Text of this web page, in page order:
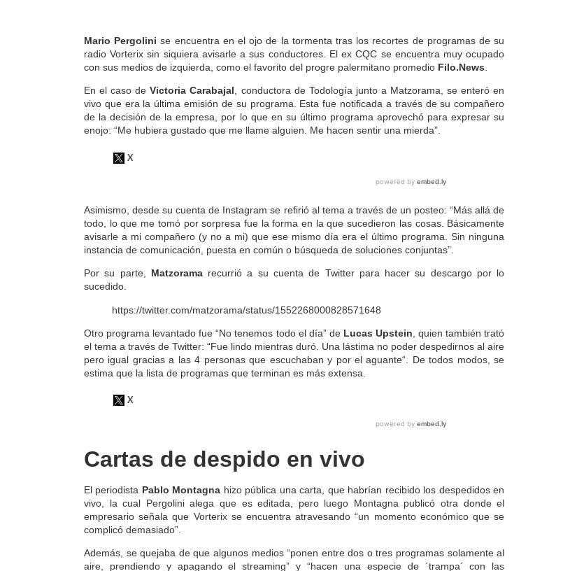
Mario Pergolini se encuentra en el ojo de la tormenta tras los recortes de programas de su
radio Vorterix sin siquiera avisarle a sus conductores.
El ex CQC se encuentra muy ocupado
con sus medios de izquierda , como el favorito del progre palermitano promedio Filo.News
En el caso deVictoria Carabajal, conductora de Todología junto a Matzorama,se enteró en
vivo que era la última emisión de su programa. Esta fue notificada a través de su compañero
de la decisión de la empresa, por lo que en su último programa aprovechó para expresar su
enojo: “Me hubiera gustado que me llame alguien. Me hacen sentir una mierda”.
Asimismo, desde su cuenta de Instagram se refirió al tema a través de un posteo: “Más allá de
todo, lo que me tomó por sorpresa fue la forma en la que sucedieron las cosas. Básicamente
avisarle a mi compañero (y no a mi) que ese mismo día era el último programa. Sin ninguna
instancia de comunicación, puesta en común o búsqueda de soluciones conjuntas”
Por su parte, Matzoramarecurrió a su cuenta de Twitter para hacer su descargo por lo
sucedido.
https://twitter.com/matzorama/status/1552268000828571648
Otro programa levantado fue “No tenemos todo el día” de Lucas Upstein , quien también trató
el tema a través de Twitter: “Fue lindo mientras duró. Una lástima no poder despedirnos al aire
pero igual gracias a las 4 personas que escuchaban y por el aguante“. De todos modos, se
estima que la lista de programas que terminan es más extensa.
Cartas de despido en vivo
El periodista Pablo Montagna hizo pública una carta, que habrían recibido los despedidos en
vivo, la cual Pergolini alega que es editada, pero luego Montagna publicó otra dondeel
empresario señala que Vorterix se encuentra atravesando “un momento económico que se
complicó demasiado”.
Además, se quejaba de que algunos medios “ponen entre dos o tres programas solamente al
aire, prendiendo y apagando el streaming” y “hacen una especie de ´trampa´ con las